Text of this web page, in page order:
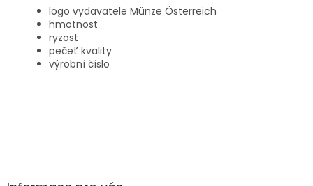
logo vydavatele Münze Österreich
hmotnost
ryzost
pečeť kvality
výrobní číslo
Z